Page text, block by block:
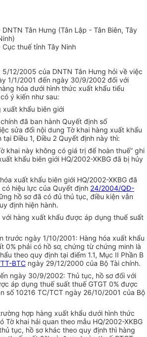
DNTN Tân Hưng (Tân Lập - Tân Biên, Tây
Cục thuế tỉnh Tây Ninh
12/2005 của DNTN Tân Hưng hỏi về việc
1/1/2001 đến ngày 30/9/2002 đối với
hóa dưới hình thức xuất khẩu tiểu
ý kiến như sau:
xuất khẩu biên giới
đã ban hành Quyết định số
sửa đổi nội dung Tờ khai hàng xuất khẩu
tại Điều 1, Điều 2 Quyết định này thì:
khai này không có giá trị để hoàn thuế” ghi
khẩu biên giới HQ/2002-XKBG đã bị hủy
xuất khẩu biên giới HQ/2002-XKBG đã
hiệu lực của Quyết định 24/2004/QĐ-
hồ sơ đã có đủ thủ tục, điều kiện vẫn
định hiện hành.
với hàng xuất khẩu được áp dụng thuế suất
trước ngày 1/10/2001: Hàng hóa xuất khẩu
0% phải có hồ sơ, chứng từ chứng minh là
theo quy định tại điểm 1.1, Mục II Phần B
BTC ngày 29/12/2000 của Bộ Tài chính.
ngày 30/9/2002: Thủ tục, hồ sơ đối với
áp dụng thuế suất thuế GTGT 0% được
số 10216 TC/TCT ngày 26/10/2001 của Bộ
hợp hàng xuất khẩu dưới hình thức
Tờ khai hải quan theo mẫu HQ/2002-XKBG
tục, hồ sơ khác theo quy định thì hàng